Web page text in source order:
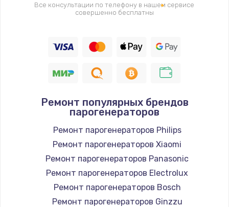
Заказать
2500 руб.
1400 руб.
Заказать
Замена / ремонт электронного модуля
Заказать
Все консультации по телефону в нашем сервисе
совершенно бесплатны
Ремонт популярных брендов
парогенераторов
Ремонт парогенераторов Philips
Ремонт парогенераторов Xiaomi
Ремонт парогенераторов Panasonic
Ремонт парогенераторов Electrolux
Ремонт парогенераторов Bosch
Ремонт парогенераторов Ginzzu